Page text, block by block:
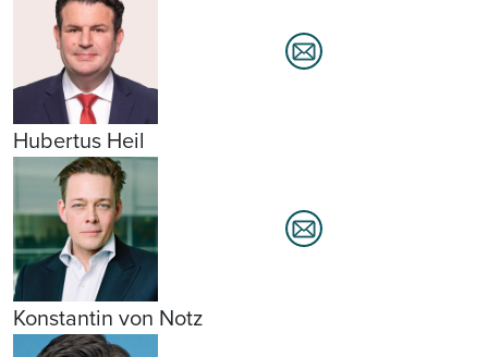
Hubertus Heil
Konstantin von Notz